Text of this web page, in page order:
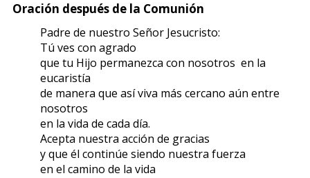
Oración después de la Comunión
Padre de nuestro Señor Jesucristo:
Tú ves con agrado
que tu Hijo permanezca con nosotros en la
eucaristía
de manera que así viva más cercano aún entre
nosotros
en la vida de cada día.
Acepta nuestra acción de gracias
y que él continúe siendo nuestra fuerza
en el camino de la vida